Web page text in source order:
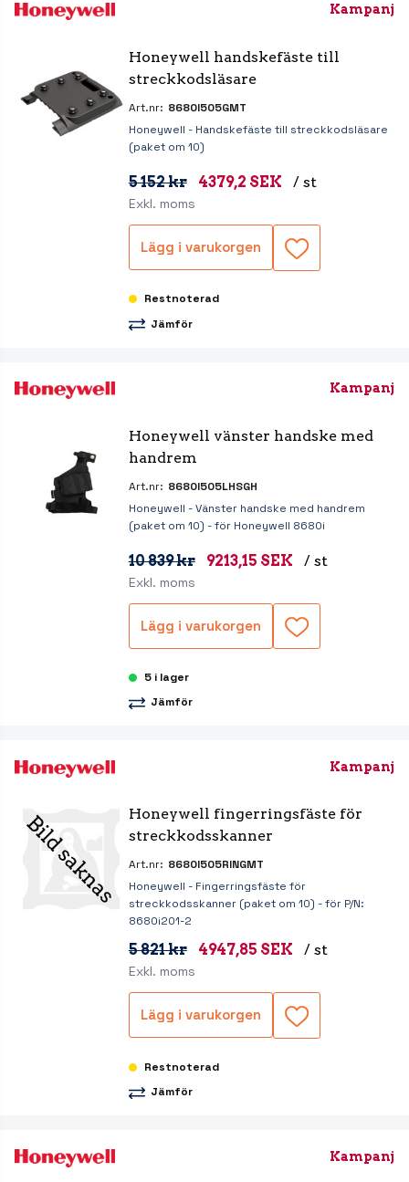
Kampanj
Honeywell handskefäste till
streckkodsläsare
Art.nr: 8680I505GMT
Honeywell - Handskefäste till streckkodsläsare
(paket om 10)
5 152 kr 4379,2 SEK / st
Exkl. moms
Lägg i varukorgen
Restnoterad
Jämför
Kampanj
Honeywell vänster handske med
handrem
Art.nr: 8680I505LHSGH
Honeywell - Vänster handske med handrem
(paket om 10) - för Honeywell 8680i
10 839 kr 9213,15 SEK / st
Exkl. moms
Lägg i varukorgen
5 i lager
Jämför
Kampanj
Honeywell fingerringsfäste för
streckkodsskanner
Art.nr: 8680I505RINGMT
Honeywell - Fingerringsfäste för
streckkodsskanner (paket om 10) - för P/N:
8680i201-2
5 821 kr 4947,85 SEK / st
Exkl. moms
Lägg i varukorgen
Restnoterad
Jämför
Kampanj